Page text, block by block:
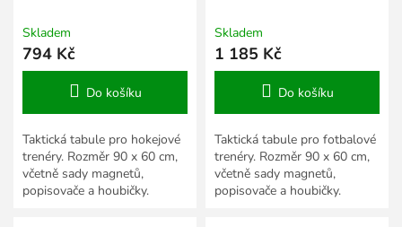
Skladem
794 Kč
Do košíku
Taktická tabule pro hokejové
trenéry. Rozměr 90 x 60 cm,
včetně sady magnetů,
popisovače a houbičky.
Skladem
1 185 Kč
Do košíku
Taktická tabule pro fotbalové
trenéry. Rozměr 90 x 60 cm,
včetně sady magnetů,
popisovače a houbičky.